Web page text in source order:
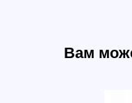
Вам